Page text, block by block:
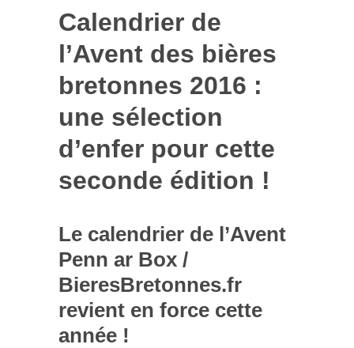
Calendrier de
l’Avent des bières
bretonnes 2016 :
une sélection
d’enfer pour cette
seconde édition !
Le calendrier de l’Avent
Penn ar Box /
BieresBretonnes.fr
revient en force cette
année !